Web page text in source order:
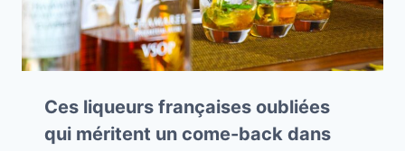
Ces liqueurs françaises oubliées
qui méritent un come-back dans